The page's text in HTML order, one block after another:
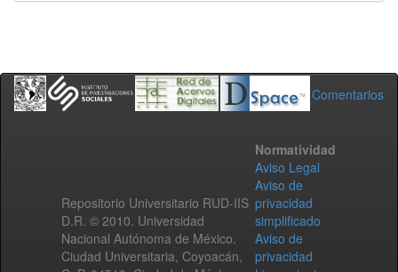
Comentarios
Repositorio Universitario RUD-IIS
D.R. © 2010. Universidad
Nacional Autónoma de México.
Ciudad Universitaria, Coyoacán,
Normatividad
Aviso Legal
Aviso de
privacidad
simplificado
Aviso de
privacidad